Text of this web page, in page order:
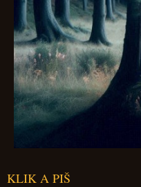
KLIK A PIŠ